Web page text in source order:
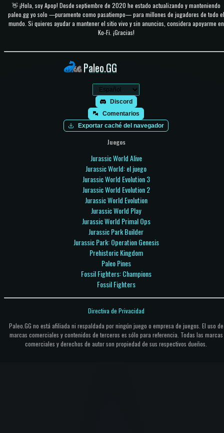
👋 ¡Hola, soy Apop! Desde septiembre de 2020 he estado actualizando y manteniendo
paleo.gg yo solo —puramente como pasatiempo— para millones de jugadores de todo el
mundo. Si quieres ayudar a mantener el sitio vivo y sin anuncios, considera apoyarme en
Ko-Fi. ¡Gracias!
Paleo.GG
Discord
Comentarios
Exportar caché del navegador
Juegos
Jurassic World Alive
Jurassic World: el juego
Jurassic World Evolution 3
Jurassic World Evolution 2
Jurassic World Evolution
Jurassic World Play
Jurassic World Primal Ops
Jurassic Park Builder
Jurassic Park: Operation Genesis
Prehistoric Kingdom
Paleo Pines
Fossil Fighters: Champions
Fossil Fighters
Paleo.GG no está afiliada ni respaldada por ningún juego o empresa de juegos. El uso de
marcas comerciales y contenidos de terceros es sólo para referencia. Todas las marcas
comerciales y derechos de autor son propiedad de sus respectivos dueños.
Directiva de Privacidad